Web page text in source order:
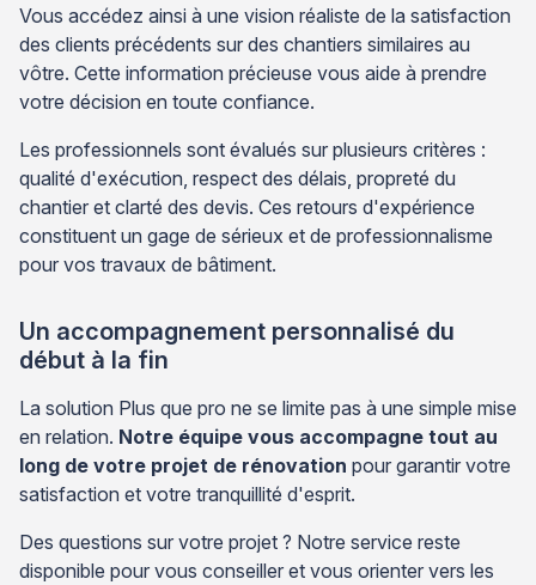
Vous accédez ainsi à une vision réaliste de la satisfaction
des clients précédents sur des chantiers similaires au
vôtre. Cette information précieuse vous aide à prendre
votre décision en toute confiance.
Les professionnels sont évalués sur plusieurs critères :
qualité d'exécution, respect des délais, propreté du
chantier et clarté des devis. Ces retours d'expérience
constituent un gage de sérieux et de professionnalisme
pour vos travaux de bâtiment.
Un accompagnement personnalisé du
début à la fin
La solution Plus que pro ne se limite pas à une simple mise
en relation. Notre équipe vous accompagne tout au
long de votre projet de rénovation pour garantir votre
satisfaction et votre tranquillité d'esprit.
Des questions sur votre projet ? Notre service reste
disponible pour vous conseiller et vous orienter vers les